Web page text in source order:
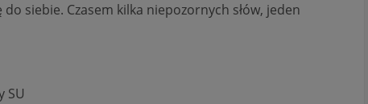
siebie. Czasem kilka niepozornych słów, jeden
SU